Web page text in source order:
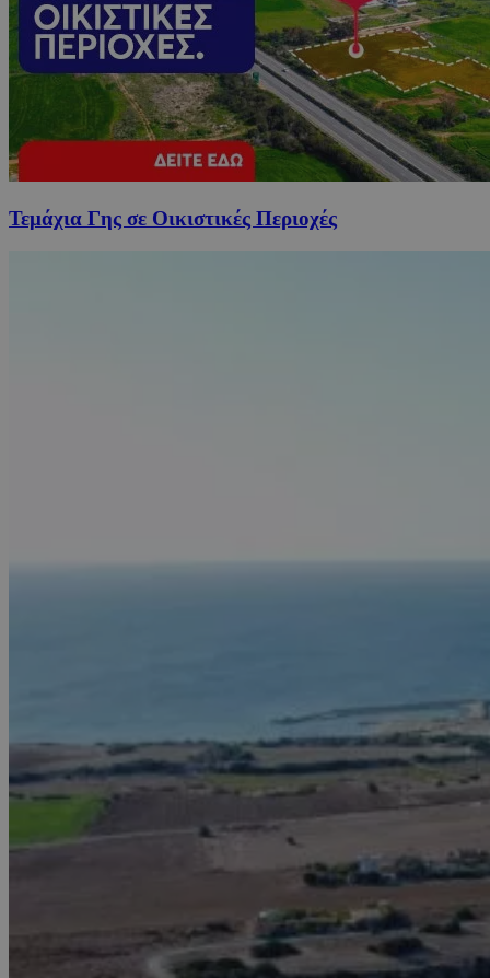
Τεμάχια Γης σε Οικιστικές Περιοχές